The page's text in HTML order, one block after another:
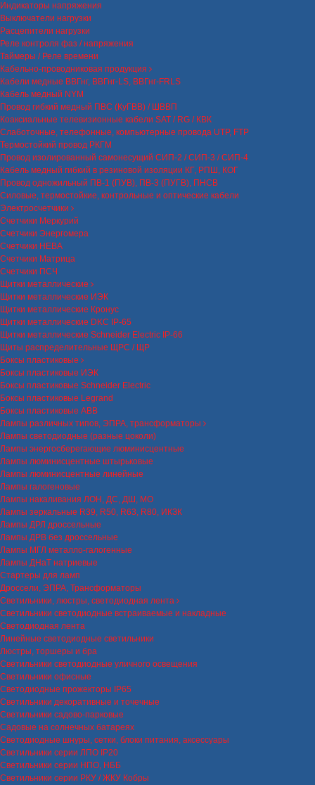
Индикаторы напряжения
Выключатели нагрузки
Расцепители нагрузки
Реле контроля фаз / напряжения
Таймеры / Реле времени
Кабельно-проводниковая продукция
Кабели медные ВВГнг, ВВГнг-LS, ВВГнг-FRLS
Кабель медный NYM
Провод гибкий медный ПВС (КуГВВ) / ШВВП
Коаксиальные телевизионные кабели SAT / RG / КВК
Слаботочные, телефонные, компьютерные провода UTP, FTP
Термостойкий провод РКГМ
Провод изолированный самонесущий СИП-2 / СИП-3 / СИП-4
Кабель медный гибкий в резиновой изоляции КГ, РПШ, КОГ
Провод одножильный ПВ-1 (ПУВ), ПВ-3 (ПУГВ), ПНСВ
Силовые, термостойкие, контрольные и оптические кабели
Электросчетчики
Счетчики Меркурий
Счетчики Энергомера
Счетчики НЕВА
Счетчики Матрица
Счетчики ПСЧ
Щитки металлические
Щитки металлические ИЭК
Щитки металлические Кронус
Щитки металлические DKC IP-65
Щитки металлические Schneider Electric IP-66
Щиты распределительные ЩРС / ЩР
Боксы пластиковые
Боксы пластиковые ИЭК
Боксы пластиковые Schneider Electric
Боксы пластиковые Legrand
Боксы пластиковые ABB
Лампы различных типов, ЭПРА, трансформаторы
Лампы светодиодные (разные цоколи)
Лампы энергосберегающие люминисцентные
Лампы люминисцентные штырьковые
Лампы люминисцентные линейные
Лампы галогеновые
Лампы накаливания ЛОН, ДС, ДШ, МО
Лампы зеркальные R39, R50, R63, R80, ИКЗК
Лампы ДРЛ дроссельные
Лампы ДРВ без дроссельные
Лампы МГЛ металло-галогенные
Лампы ДНаТ натриевые
Стартеры для ламп
Дроссели, ЭПРА, Трансформаторы
Светильники, люстры, светодиодная лента
Светильники светодиодные встраиваемые и накладные
Светодиодная лента
Линейные светодиодные светильники
Люстры, торшеры и бра
Светильники светодиодные уличного освещения
Светильники офисные
Светодиодные прожекторы IP65
Светильники декоративные и точечные
Светильники садово-парковые
Садовые на солнечных батареях
Светодиодные шнуры, сетки, блоки питания, аксессуары
Светильники серии ЛПО IP20
Светильники серии НПО, НББ
Светильники серии РКУ / ЖКУ Кобры